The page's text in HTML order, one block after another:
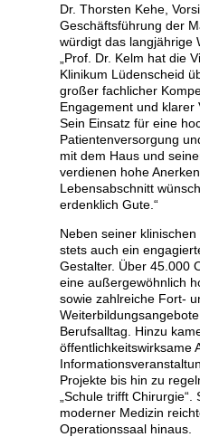
Dr. Thorsten Kehe,
Geschäftsführung der
würdigt das langjährige
„Prof. Dr. Kelm hat die
Klinikum Lüdenscheid
großer fachlicher
Engagement und klarer
Sein Einsatz für eine
Patientenversorgung
mit dem Haus und
verdienen hohe
Lebensabschnitt
erdenklich Gute.“
Neben seiner
stets auch ein
Gestalter. Über 45.000
eine außergewöhnlich
sowie zahlreiche Fort-
Berufsalltag. Hinzu
öffentlichkeitswirksame
Projekte bis hin zu
„Schule trifft
moderner Medizin
Operationssaal hinaus.